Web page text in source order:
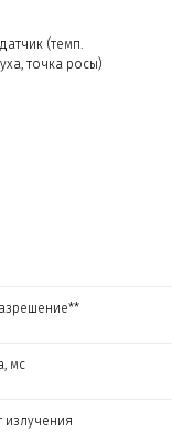
(темп.
точка росы)
мс